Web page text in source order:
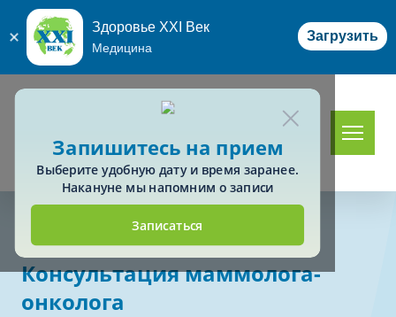
Здоровье XXI Век
Медицина
Загрузить
Консультация маммолога-онколога
Консультация маммолога-
онколога
Запишитесь на прием
Выберите удобную дату и время заранее.
Накануне мы напомним о записи
Записаться